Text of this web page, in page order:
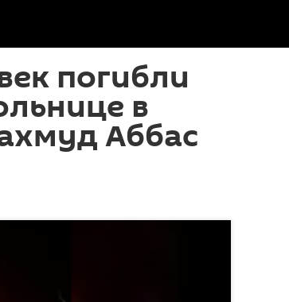
погибли
в
Аббас